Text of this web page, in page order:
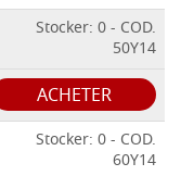
Stocker: 0 - COD.
50Y14
ACHETER
Stocker: 0 - COD.
60Y14